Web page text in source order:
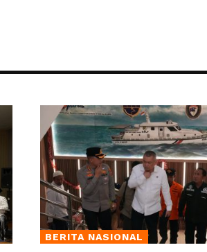
BERITA NASIONAL